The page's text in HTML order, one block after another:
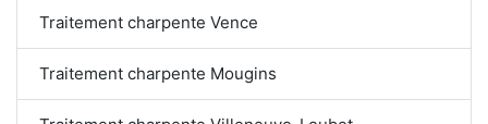
Traitement charpente Vence
Traitement charpente Mougins